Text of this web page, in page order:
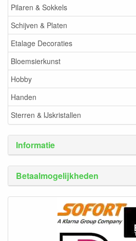
Pilaren & Sokkels
Schijven & Platen
Etalage Decoraties
Bloemsierkunst
Hobby
Handen
Sterren & IJskristallen
Informatie
Betaalmogelijkheden